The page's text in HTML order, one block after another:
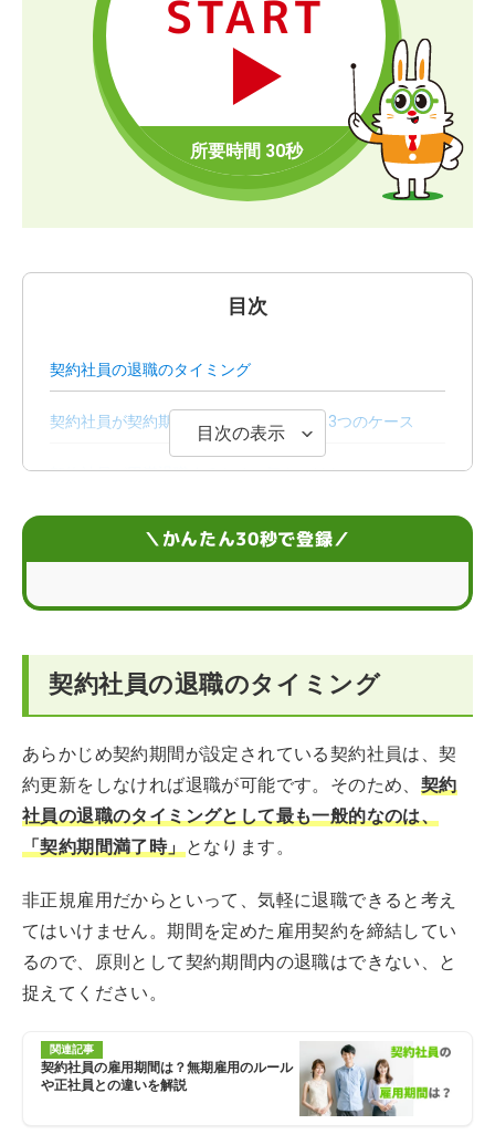
START
目次
契約社員の退職のタイミング
契約社員が契約期間の途中で退職できる3つのケース
契約社員が円満退職するために気をつけたいこと
契約社員の退職に関するFAQ
目次の表示
＼かんたん30秒で登録／
契約社員の退職のタイミング
あらかじめ契約期間が設定されている契約社員は、契
約更新をしなければ退職が可能です。そのため、 契約
社員の退職のタイミングとして最も一般的なのは、
「契約期間満了時」となります。
非正規雇用だからといって、気軽に退職できると考え
てはいけません。期間を定めた雇用契約を締結してい
るので、原則として契約期間内の退職はできない、と
捉えてください。
関連記事
契約社員の雇用期間は？無期雇用のルール
や正社員との違いを解説